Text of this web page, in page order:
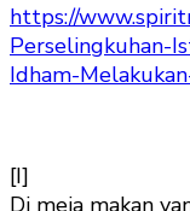
https://
Perselingkuhan-
Idham-
[I]
Di meja makan